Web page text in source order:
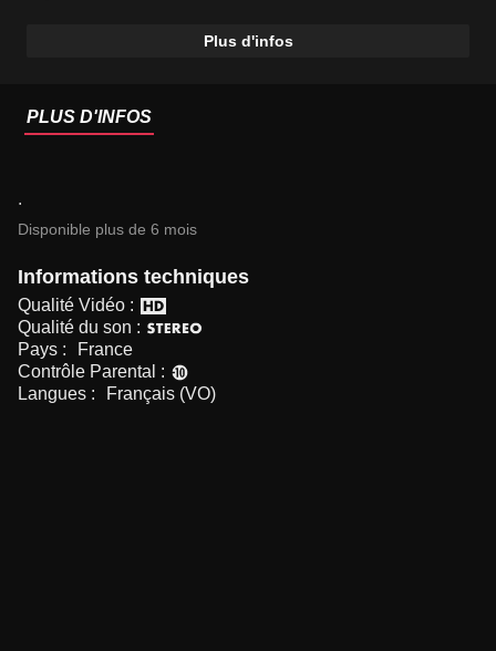
Plus d'infos
PLUS D'INFOS
.
Disponible plus de 6 mois
Informations techniques
Qualité Vidéo :
Qualité du son :
Pays :
France
Contrôle Parental :
Langues :
Français (VO)